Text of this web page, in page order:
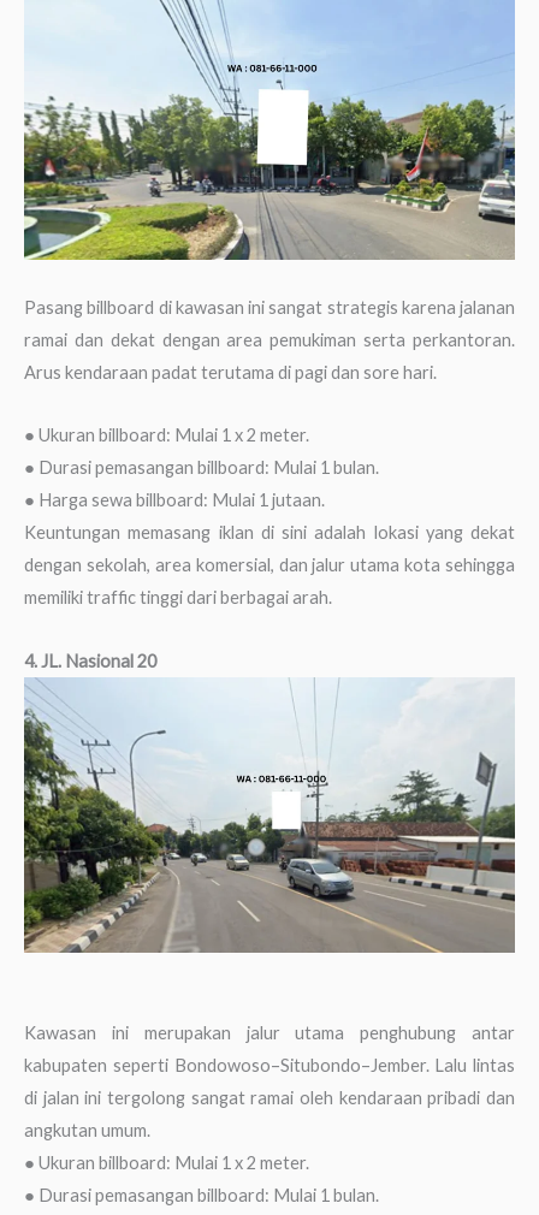
Pasang billboard di kawasan ini sangat strategis karena jalanan
ramai dan dekat dengan area pemukiman serta perkantoran.
Arus kendaraan padat terutama di pagi dan sore hari.
● Ukuran billboard: Mulai 1 x 2 meter.
● Durasi pemasangan billboard: Mulai 1 bulan.
● Harga sewa billboard: Mulai 1 jutaan.
Keuntungan memasang iklan di sini adalah lokasi yang dekat
dengan sekolah, area komersial, dan jalur utama kota sehingga
memiliki traffic tinggi dari berbagai arah.
4. JL. Nasional 20
Kawasan ini merupakan jalur utama penghubung antar
kabupaten seperti Bondowoso–Situbondo–Jember. Lalu lintas
di jalan ini tergolong sangat ramai oleh kendaraan pribadi dan
angkutan umum.
● Ukuran billboard: Mulai 1 x 2 meter.
● Durasi pemasangan billboard: Mulai 1 bulan.